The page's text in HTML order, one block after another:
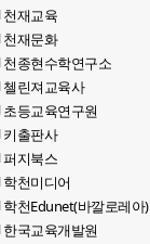
천재교육
천재문화
천종현수학연구소
첼린져교육사
초등교육연구원
키출판사
퍼지북스
학천미디어
학천Edunet(바깔로레아)
한국교육개발원